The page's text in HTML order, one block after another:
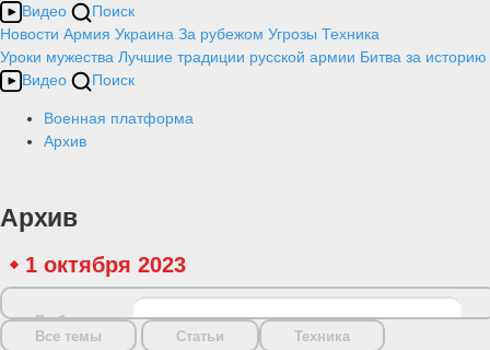
Видео
Поиск
Новости Армия Украина За рубежом Угрозы Техника
Уроки мужества Лучшие традиции русской армии Битва за историю
Видео
Поиск
Военная платформа
Архив
Архив
1 октября 2023
Выбрать дату
Все темы
Статьи
Техника